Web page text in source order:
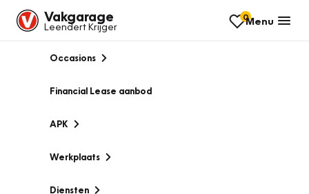
Vakgarage
Leendert Krijger
0Menu
Occasions
Financial Lease aanbod
APK
Werkplaats
Diensten